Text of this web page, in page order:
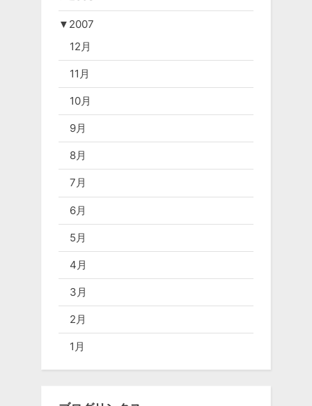
▼ 2007
12月
11月
10月
9月
8月
7月
6月
5月
4月
3月
2月
1月